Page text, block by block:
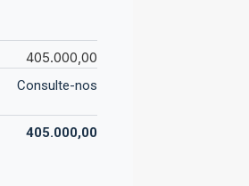
405.000,00
Consulte-nos
405.000,00